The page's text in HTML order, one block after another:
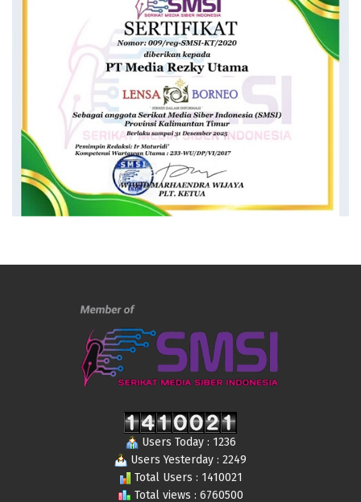
Users Today : 1236
Users Yesterday : 2249
Total Users : 1410021
Total views : 6760500